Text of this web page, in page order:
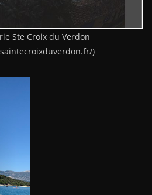
Ste Croix du Verdon
)